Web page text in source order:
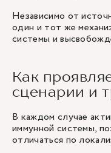
Независимо от
один и тот же
системы и
Как
сценарии и
В каждом случае
иммунной системы,
отличаться по